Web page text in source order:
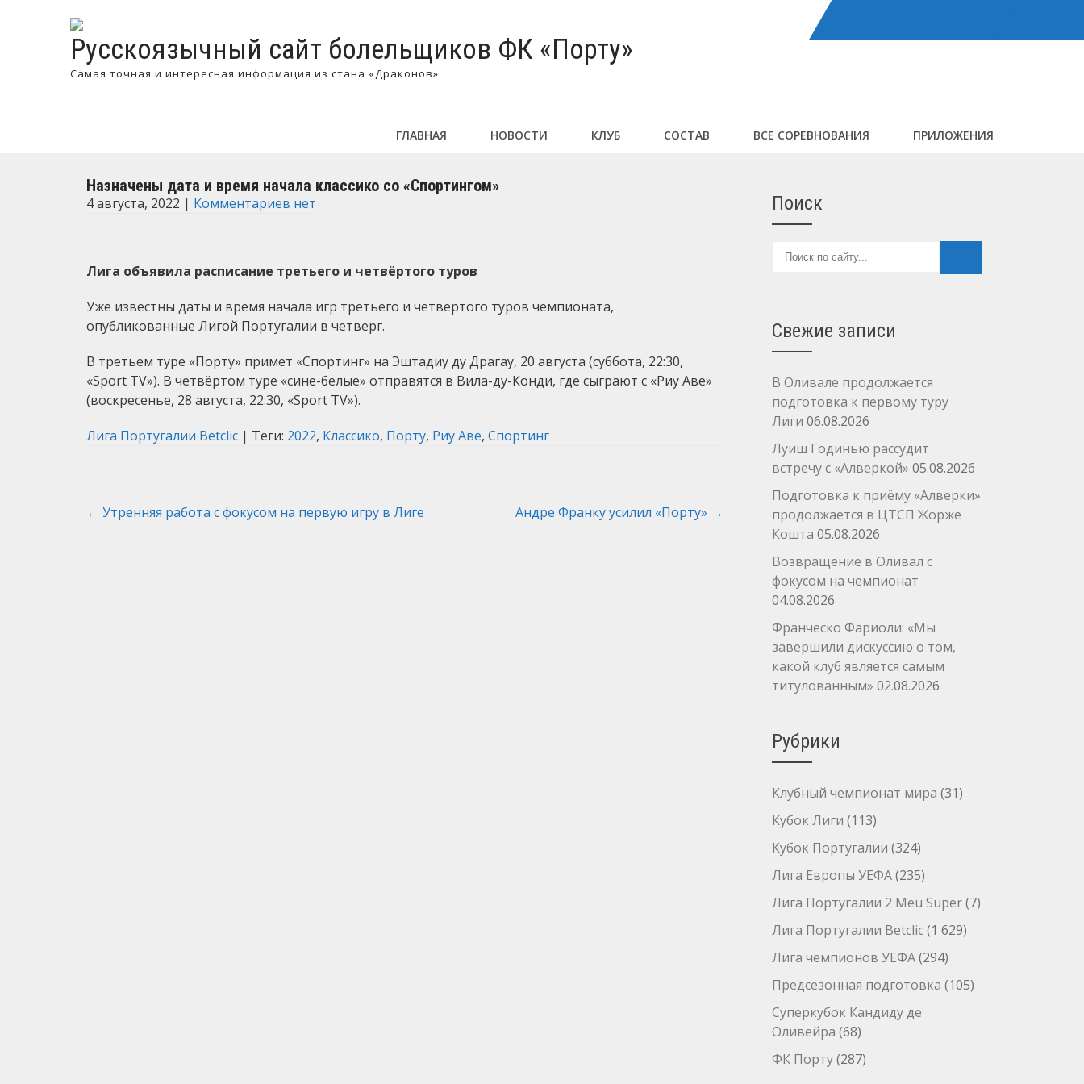
Русскоязычный сайт болельщиков ФК «Порту»
Самая точная и интересная информация из стана «Драконов»
ГЛАВНАЯ НОВОСТИ КЛУБ СОСТАВ ВСЕ СОРЕВНОВАНИЯ ПРИЛОЖЕНИЯ
Назначены дата и время начала классико со «Спортингом»
4 августа, 2022 | Комментариев нет
Лига объявила расписание третьего и четвёртого туров
Уже известны даты и время начала игр третьего и четвёртого туров чемпионата,
опубликованные Лигой Португалии в четверг.
В третьем туре «Порту» примет «Спортинг» на Эштадиу ду Драгау, 20 августа (суббота, 22:30,
«Sport TV»). В четвёртом туре «сине-белые» отправятся в Вила-ду-Конди, где сыграют с «Риу Аве»
(воскресенье, 28 августа, 22:30, «Sport TV»).
Лига Португалии Betclic | Теги: 2022, Классико, Порту, Риу Аве, Спортинг
Post
navigation
← Утренняя работа с фокусом на первую игру в Лиге Андре Франку усилил «Порту» →
Поиск
Свежие записи
В Оливале продолжается
подготовка к первому туру
Лиги 06.08.2026
Луиш Годинью рассудит
встречу с «Алверкой» 05.08.2026
Подготовка к приёму «Алверки»
продолжается в ЦТСП Жорже
Кошта 05.08.2026
Возвращение в Оливал с
фокусом на чемпионат
04.08.2026
Франческо Фариоли: «Мы
завершили дискуссию о том,
какой клуб является самым
титулованным» 02.08.2026
Рубрики
Клубный чемпионат мира (31)
Кубок Лиги (113)
Кубок Португалии (324)
Лига Европы УЕФА(235)
Лига Португалии 2 Meu Super(7)
Лига Португалии Betclic(1 629)
Лига чемпионов УЕФА(294)
Предсезонная подготовка (105)
Суперкубок Кандиду де
Оливейра (68)
ФК Порту(287)